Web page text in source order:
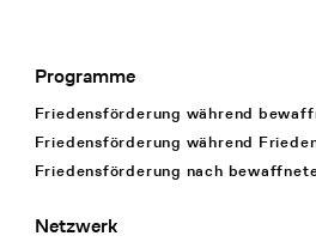
Footer Navigation
Programme
Friedensförderung während
Friedensförderung während
Friedensförderung nach
Netzwerk